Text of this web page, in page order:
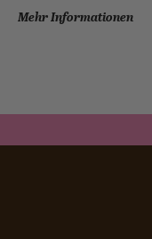
Mehr Informationen